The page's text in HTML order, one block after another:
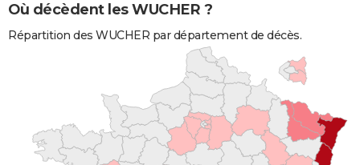
Où décèdent les WUCHER ?
Répartition des WUCHER par département de décès.